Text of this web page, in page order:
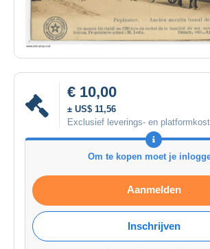
€ 10,00
± US$ 11,56
Exclusief leverings- en
Om te kopen moet je
Aanmelden
Inschrijven